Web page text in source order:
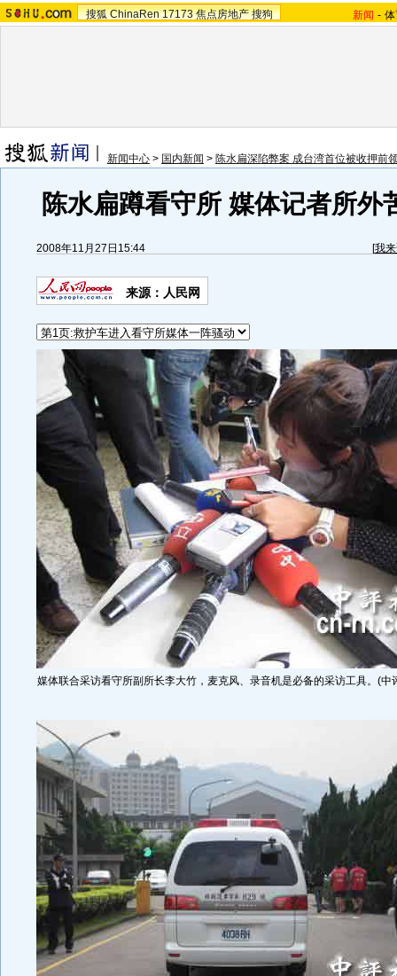
搜狐 ChinaRen 17173 焦点房地产 搜狗 新闻 -
新闻中心 > 国内新闻 > 陈水扁深陷弊案 成台湾首位被收押前
陈水扁蹲看守所 媒体记者所外
2008年11月27日15:44 [我
来源：人民网
媒体联合采访看守所副所长李大竹，麦克风、录音机是必备的采访工具。(中